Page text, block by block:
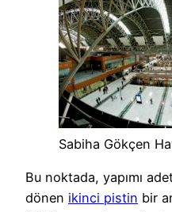
Sabiha Gökçen
Bu noktada, yapımı
dönen ikinci pistin bir